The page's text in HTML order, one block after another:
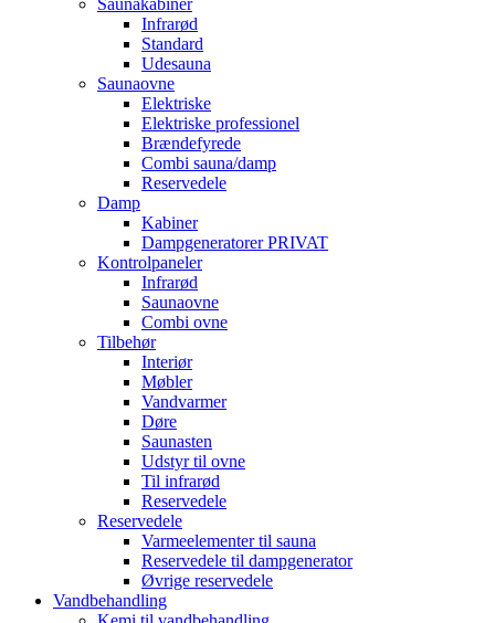
Saunakabiner
Infrarød
Standard
Udesauna
Saunaovne
Elektriske
Elektriske professionel
Brændefyrede
Combi sauna/damp
Reservedele
Damp
Kabiner
Dampgeneratorer PRIVAT
Kontrolpaneler
Infrarød
Saunaovne
Combi ovne
Tilbehør
Interiør
Møbler
Vandvarmer
Døre
Saunasten
Udstyr til ovne
Til infrarød
Reservedele
Reservedele
Varmeelementer til sauna
Reservedele til dampgenerator
Øvrige reservedele
Vandbehandling